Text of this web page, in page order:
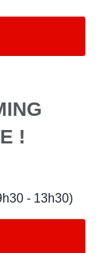
!
- 13h30)